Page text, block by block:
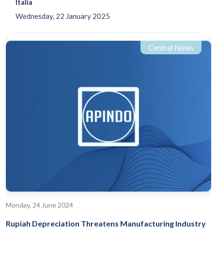
Wednesday, 22 January 2025
Italia
Central News
Monday, 24 June 2024
Rupiah Depreciation Threatens Manufacturing Industry